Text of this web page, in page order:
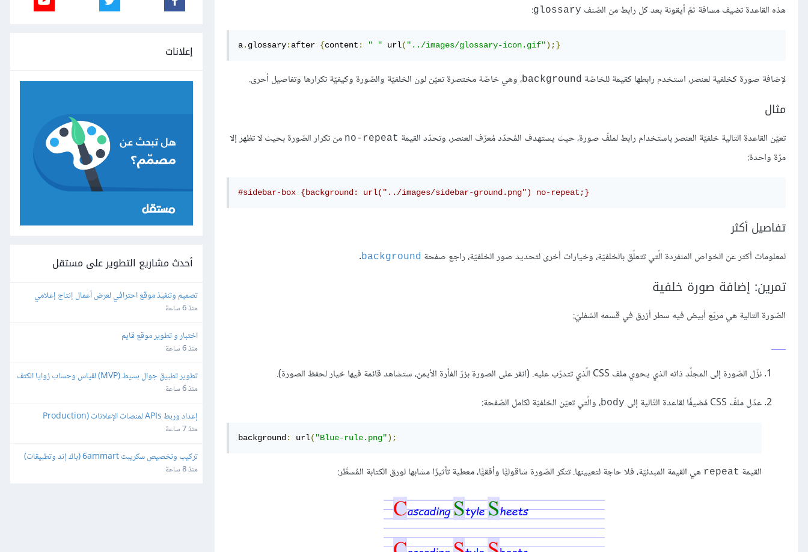
هذه القاعدة تضيف مسافة ثمّ أيقونة بعد كل رابط من الصّنف glossary
:
a. glossary: after {content : " " url( "../images/glossary-icon.gif");}
لإضافة صورة كخلفية لعنصر، استخدم رابطها كقيمة للخاصّة background، وهي خاصّة مختصرة تعيّن لون الخلفيّة والصّورة وكيفيّة تكرارها وتفاصيل أحرى.
مثال
تعيّن القاعدة التالية خلفيّة العنصر باستخدام رابط لملفّ صورة، حيث يستهدف المُحدّد مُعرّف العنصر، وتحدّد القيمة no-repeat من تكرار الصّورة بحيث لا تظهر إلا
مرّة واحدة:
#sidebar-box {background: url("../images/sidebar-ground.png") no-repeat;}
تفاصيل أكثر
لمعلومات أكثر عن الخواص المنفردة الّتي تتعلّق بالخلفيّة، وخيارات أخرى لتحديد صور الخلفيّة، راجع صفحة background
.
تمرين: إضافة صورة خلفية
الصّورة التالية هي مربّع أبيض فيه سطر أزرق في قسمه السّفليّ:
نزّل الصّورة إلى المجلّد ذاته الذي يحوي ملف CSS الّذي تتدرّب عليه. (انقر على الصورة بزرّ الفأرة الأيمن، ستشاهد قائمة فيها خيار لحفظ الصورة).
عدّل ملفّ CSS مُضيفًا لقاعدة التّالية إلى
body، والّتي تعيّن الخلفيّة لكامل الصّفحة:
background : url( "Blue-rule.png");
القيمة repeat هي القيمة المبدئيّة، فلا حاجة لتعيينها. تتكر الصّورة شاقوليًّا وأفقيًّا، معطية تأثيرًا مشابها لورق الكتابة المُسطَّر:
إعلانات
أحدث مشاريع التطوير على مستقل
تصميم وتنفيذ موقع احترافي لعرض أعمال إنتاج إعلامي
منذ 6 ساعة
اختبار و تطوير موقع قايم
منذ 6 ساعة
تطوير تطبيق جوال بسيط (MVP) لقياس وحساب زوايا الكتف
منذ 6 ساعة
Ready)
منذ 7 ساعة
ورفعه على السيرفر والمتجر
منذ 8 ساعة